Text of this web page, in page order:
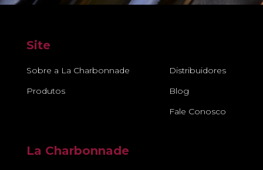
Site
Sobre a La Charbonnade
Produtos
Distribuidores
Blog
Fale Conosco
La Charbonnade